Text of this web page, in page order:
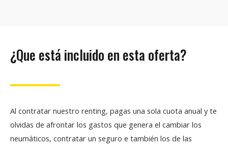
¿Que está incluido en esta oferta?
Al contratar nuestro renting, pagas una sola cuota anual y te
olvidas de afrontar los gastos que genera el cambiar los
neumáticos, contratar un seguro e también los de las